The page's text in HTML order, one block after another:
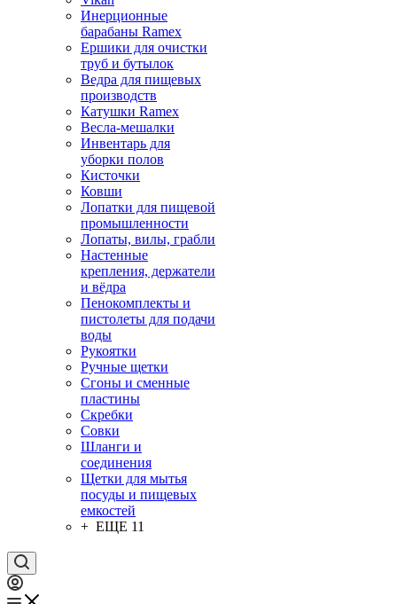
Инерционные
барабаны Ramex
Ершики для очистки
труб и бутылок
Ведра для пищевых
производств
Катушки Ramex
Весла-мешалки
Инвентарь для
уборки полов
Кисточки
Ковши
Лопатки для пищевой
промышленности
Лопаты, вилы, грабли
Настенные
крепления, держатели
и вёдра
Пенокомплекты и
пистолеты для подачи
воды
Рукоятки
Ручные щетки
Сгоны и сменные
пластины
Скребки
Совки
Шланги и
соединения
Щетки для мытья
посуды и пищевых
емкостей
+ ЕЩЕ 11